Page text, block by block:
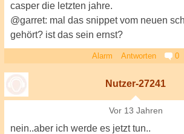
casper die letzten jahre.
@garret: mal das snippet vom neuen
gehört? ist das sein ernst?
Alarm Antworten 0
Nutzer-27241
Vor 13 Jahren
nein..aber ich werde es jetzt tun..